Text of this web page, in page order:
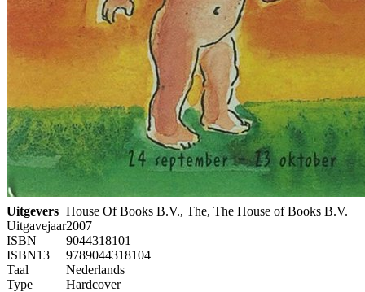
Uitgevers House Of Books B.V., The, The House of Books B.V.
Uitgavejaar2007
ISBN
9044318101
ISBN13
9789044318104
Taal
Nederlands
Type
Hardcover